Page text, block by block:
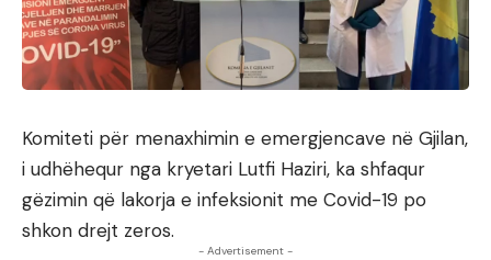
Komiteti për menaxhimin e emergjencave në Gjilan,
i udhëhequr nga kryetari Lutfi Haziri, ka shfaqur
gëzimin që lakorja e infeksionit me Covid-19 po
shkon drejt zeros.
- Advertisement -